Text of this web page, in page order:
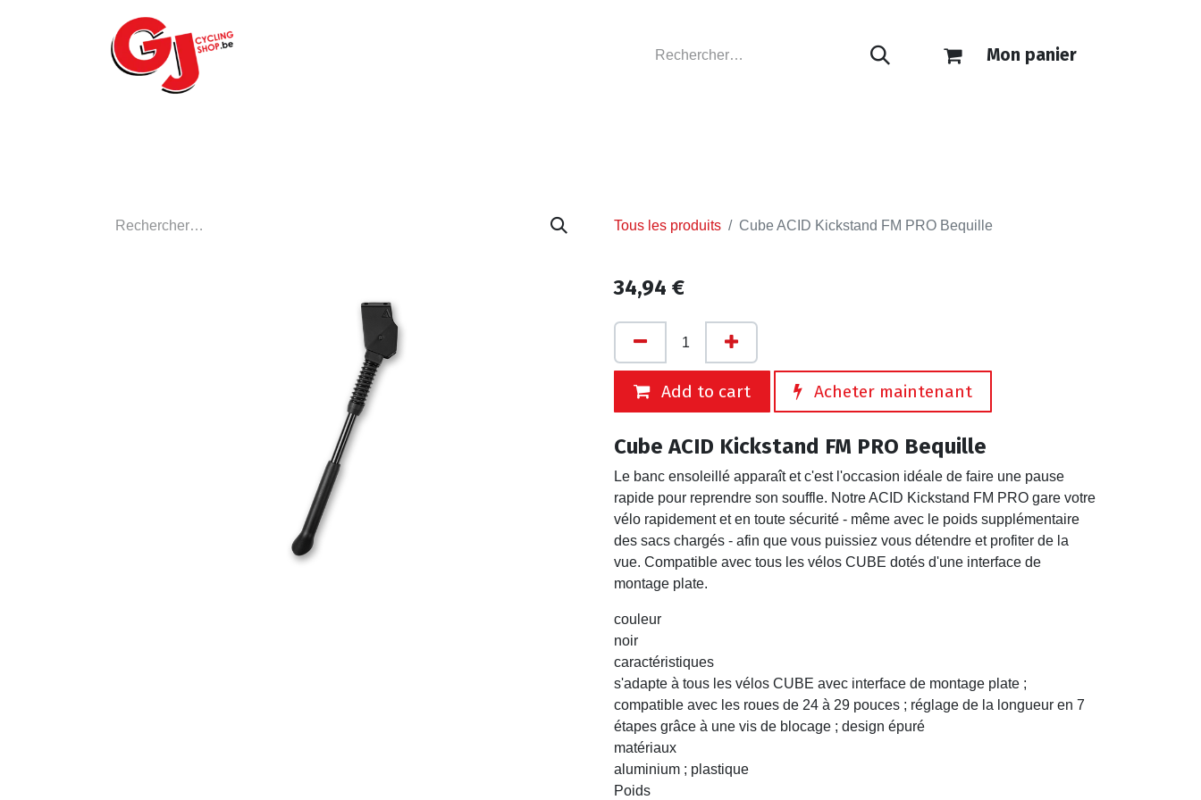
Mon panier
Tous les produits Cube ACID Kickstand FM PRO Bequille
34,94 €
Add to cart Acheter maintenant
Cube ACID Kickstand FM PRO Bequille
Le banc ensoleillé apparaît et c'est l'occasion idéale de faire une pause
rapide pour reprendre son souffle. Notre ACID Kickstand FM PRO gare votre
vélo rapidement et en toute sécurité - même avec le poids supplémentaire
des sacs chargés - afin que vous puissiez vous détendre et profiter de la
vue. Compatible avec tous les vélos CUBE dotés d'une interface de
montage plate.
couleur
noir
caractéristiques
s'adapte à tous les vélos CUBE avec interface de montage plate ;
compatible avec les roues de 24 à 29 pouces ; réglage de la longueur en 7
étapes grâce à une vis de blocage ; design épuré
matériaux
aluminium ; plastique
Poids